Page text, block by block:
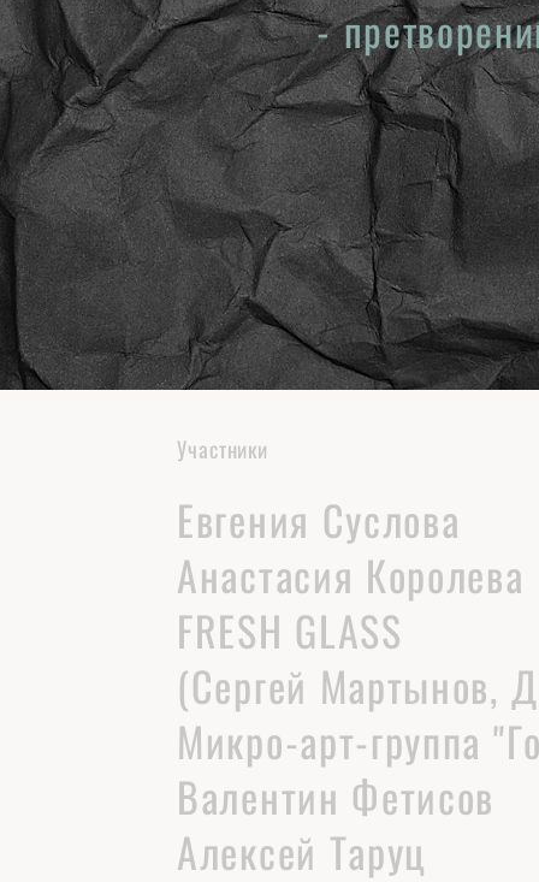
-
Участники
Евгения Суслова
Анастасия Королева
FRESH GLASS
(Сергей Мартынов,
Микро-арт-группа
Валентин Фетисов
Алексей Таруц